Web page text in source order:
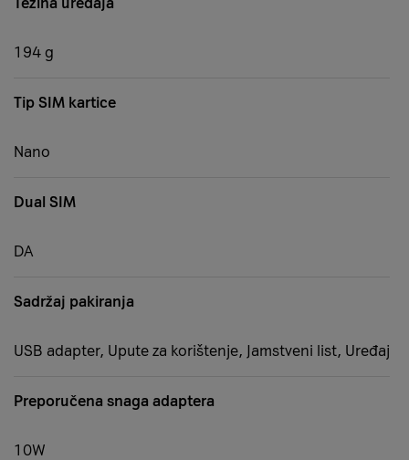
194 g
Tip SIM kartice
Nano
Dual SIM
DA
Sadržaj pakiranja
USB adapter, Upute za korištenje, Jamstveni list, Uređaj
Preporučena snaga adaptera
10W